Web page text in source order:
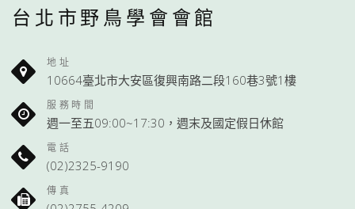
台北市野鳥學會會館
地址
10664臺北市大安區復興南路二段160巷3號1樓
服務時間
週一至五09:00~17:30，週末及國定假日休館
電話
(02)2325-9190
傳真